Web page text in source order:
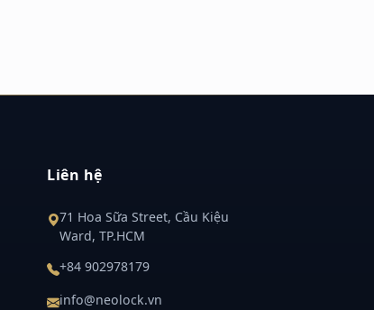
Liên hệ
71 Hoa Sữa Street, Cầu Kiệu
Ward, TP.HCM
+84 902978179
info@neolock.vn